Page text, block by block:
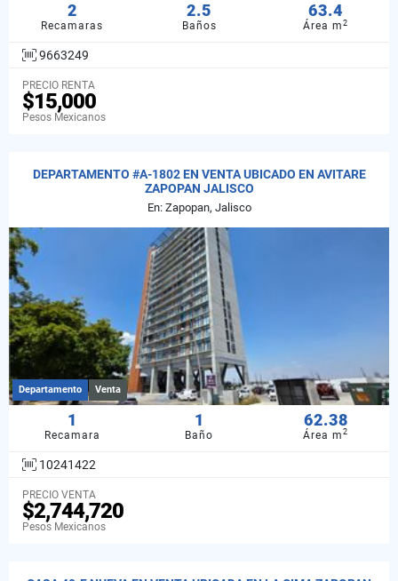
2
Recamaras
2.5
Baños
63.4
Área m2
9663249
PRECIO RENTA
$15,000
Pesos Mexicanos
DEPARTAMENTO #A-1802 EN VENTA UBICADO EN AVITARE
ZAPOPAN JALISCO
En: Zapopan, Jalisco
Departamento Venta
1
Recamara
1
Baño
62.38
Área m2
10241422
PRECIO VENTA
$2,744,720
Pesos Mexicanos